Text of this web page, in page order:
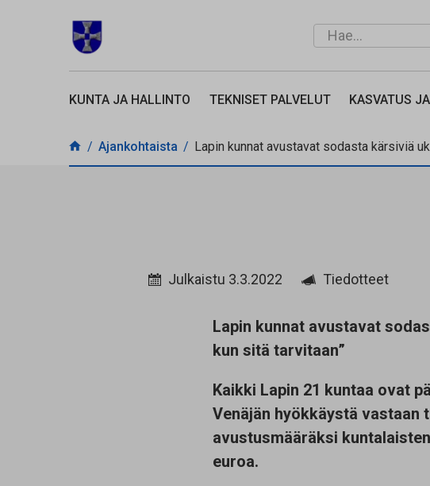
Hae...
KUNTA JA HALLINTO TEKNISET PALVELUT KASVATUS
Ajankohtaista Lapin kunnat avustavat sodasta kärsiviä
Julkaistu 3.3.2022 Tiedotteet
Lapin kunnat avustavat
kun sitä tarvitaan”
Kaikki Lapin 21 kuntaa ovat
Venäjän hyökkäystä vastaan
avustusmääräksi
euroa.